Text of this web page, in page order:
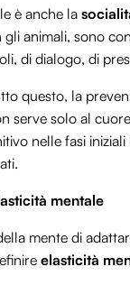
è anche la
animali, sono
di dialogo, di
questo, la
serve solo al
nelle fasi
mentale
mente di
elasticità